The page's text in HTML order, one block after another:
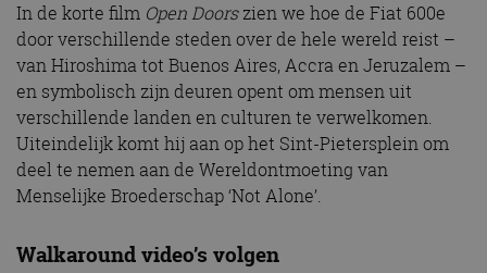
In de korte film Open Doorszien we hoe de Fiat 600e
door verschillende steden over de hele wereld reist –
van Hiroshima tot Buenos Aires, Accra en Jeruzalem –
en symbolisch zijn deuren opent om mensen uit
verschillende landen en culturen te verwelkomen.
Uiteindelijk komt hij aan op het Sint-Pietersplein om
deel te nemen aan de Wereldontmoeting van
Menselijke Broederschap ‘Not Alone’.
Walkaround video’s volgen